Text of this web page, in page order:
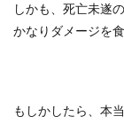
しかも、死亡未遂
かなりダメージを
もしかしたら、本